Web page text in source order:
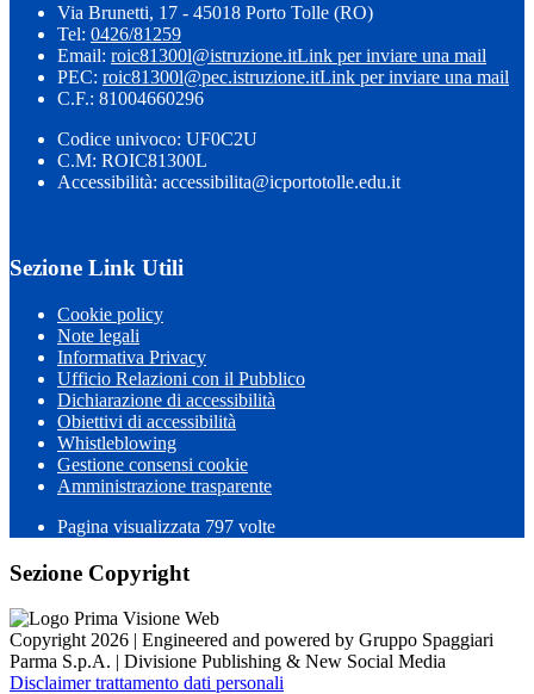
Via Brunetti, 17 - 45018 Porto Tolle (RO)
Tel: 0426/81259
Email: roic81300l@istruzione.itLink per inviare una mail
PEC: roic81300l@pec.istruzione.itLink per inviare una mail
C.F.: 81004660296
Codice univoco: UF0C2U
C.M: ROIC81300L
Accessibilità: accessibilita@icportotolle.edu.it
Sezione Link Utili
Cookie policy
Note legali
Informativa Privacy
Ufficio Relazioni con il Pubblico
Dichiarazione di accessibilità
Obiettivi di accessibilità
Whistleblowing
Gestione consensi cookie
Amministrazione trasparente
Pagina visualizzata 797 volte
Sezione Copyright
Copyright 2026 | Engineered and powered by Gruppo Spaggiari
Parma S.p.A. | Divisione Publishing & New Social Media
Disclaimer trattamento dati personali